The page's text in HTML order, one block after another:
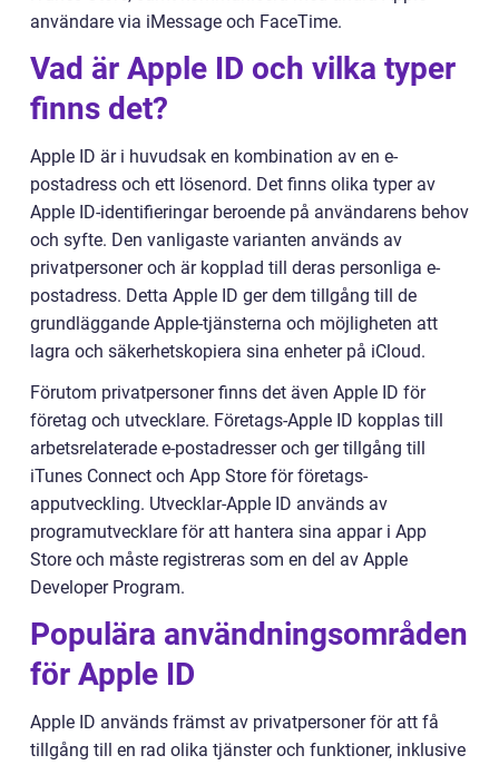
användare via iMessage och FaceTime.
Vad är Apple ID och vilka typer
finns det?
Apple ID är i huvudsak en kombination av en e-
postadress och ett lösenord. Det finns olika typer av
Apple ID-identifieringar beroende på användarens behov
och syfte. Den vanligaste varianten används av
privatpersoner och är kopplad till deras personliga e-
postadress. Detta Apple ID ger dem tillgång till de
grundläggande Apple-tjänsterna och möjligheten att
lagra och säkerhetskopiera sina enheter på iCloud.
Förutom privatpersoner finns det även Apple ID för
företag och utvecklare. Företags-Apple ID kopplas till
arbetsrelaterade e-postadresser och ger tillgång till
iTunes Connect och App Store för företags-
apputveckling. Utvecklar-Apple ID används av
programutvecklare för att hantera sina appar i App
Store och måste registreras som en del av Apple
Developer Program.
Populära användningsområden
för Apple ID
Apple ID används främst av privatpersoner för att få
tillgång till en rad olika tjänster och funktioner, inklusive